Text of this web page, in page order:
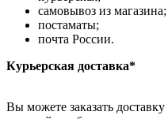
самовывоз из магазина;
постаматы;
почта России.
Курьерская доставка*
Вы можете заказать